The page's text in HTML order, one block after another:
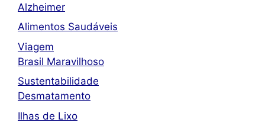
Alzheimer
Alimentos Saudáveis
Viagem
Brasil Maravilhoso
Sustentabilidade
Desmatamento
Ilhas de Lixo